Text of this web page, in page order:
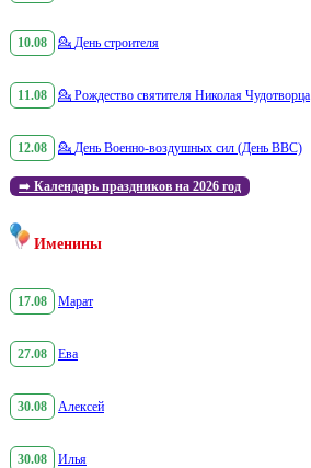
10.08 💁 День строителя
11.08 💁 Рождество святителя Николая Чудотворца
12.08 💁 День Военно-воздушных сил (День ВВС)
➡️ Календарь праздников на 2026 год
Именины
17.08 Марат
27.08 Ева
30.08 Алексей
30.08 Илья